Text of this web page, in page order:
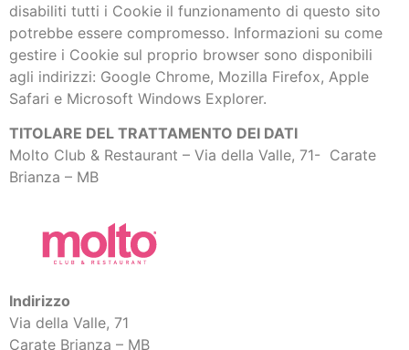
disabiliti tutti i Cookie il funzionamento di questo sito
potrebbe essere compromesso. Informazioni su come
gestire i Cookie sul proprio browser sono disponibili
agli indirizzi: Google Chrome, Mozilla Firefox, Apple
Safari e Microsoft Windows Explorer.
TITOLARE DEL TRATTAMENTO DEI DATI
Molto Club & Restaurant – Via della Valle, 71- Carate
Brianza – MB
Indirizzo
Via della Valle, 71
Carate Brianza – MB